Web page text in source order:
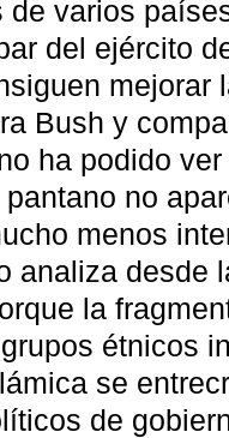
de varios
del ejército
mejorar
Bush y
ha podido
no
menos
analiza desde
la
étnicos
se
de